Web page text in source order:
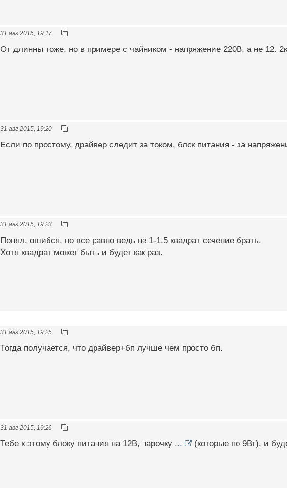
31 авг 2015, 19:17
От длинны тоже, но в примере с чайником - напряжение 220В, а не 12.
31 авг 2015, 19:20
Если по простому, драйвер следит за током, блок питания - за
31 авг 2015, 19:23
Понял, ошибся, но все равно ведь не 1-1.5 квадрат сечение брать.
Хотя квадрат может быть и будет как раз.
31 авг 2015, 19:25
Тогда получается, что драйвер+бп лучше чем просто бп.
31 авг 2015, 19:26
Тебе к этому блоку питания на 12В, парочку ... (которые по 9Вт), и